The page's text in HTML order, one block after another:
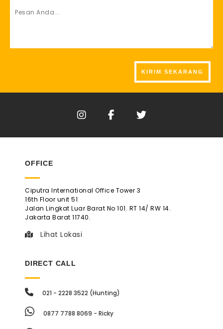
OFFICE
Ciputra International Office Tower 3
16th Floor unit 51
Jalan Lingkat Luar Barat No 101. RT 14/ RW 14.
Jakarta Barat 11740.
Lihat Lokasi
DIRECT CALL
021 - 2228 3522 (Hunting)
0877 7788 8069 - Ricky